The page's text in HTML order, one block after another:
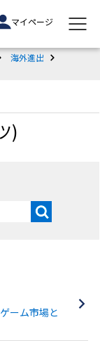
マイページ
海外進出
)
ーム市場と